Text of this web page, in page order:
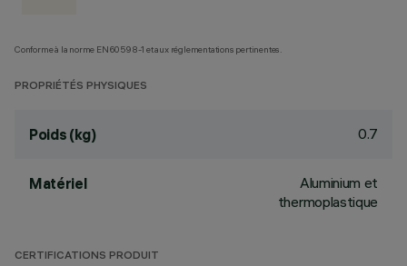
Conforme à la norme EN60598-1 et aux réglementations pertinentes.
PROPRIÉTÉS PHYSIQUES
Poids (kg) 0.7
Matériel
Aluminium et
thermoplastique
CERTIFICATIONS PRODUIT